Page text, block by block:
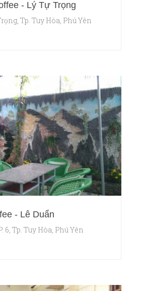
- Lý Tự Trọng
Tp. Tuy Hòa, Phú Yên
- Lê Duẩn
6, Tp. Tuy Hòa, Phú Yên